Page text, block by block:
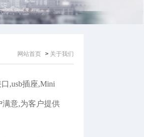
网站首页 > 关于我们
,usb插座,Mini
意,为客户提供